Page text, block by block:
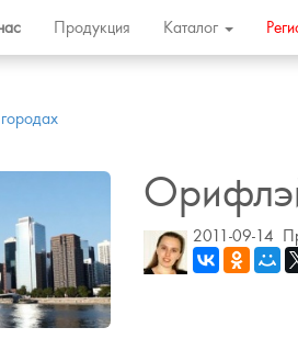
Продукция Каталог
2011-09-14